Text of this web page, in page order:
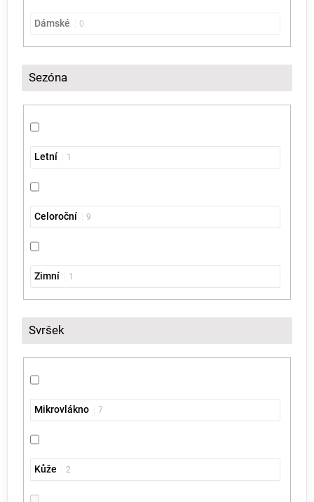
Dámské 0
Sezóna
Letní 1
Celoroční 9
Zimní 1
Svršek
Mikrovlákno 7
Kůže 2